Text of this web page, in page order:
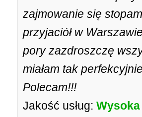
zajmowanie się
przyjaciół w
pory zazdroszczę
miałam tak
Polecam!!!
Jakość usług: Wysoka